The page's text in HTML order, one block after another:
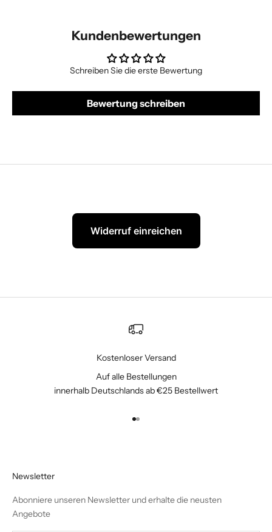
Kundenbewertungen
Schreiben Sie die erste Bewertung
Bewertung schreiben
Widerruf einreichen
Kostenloser Versand
Auf alle Bestellungen
innerhalb Deutschlands ab €25 Bestellwert
Gehe zu Element 1
Gehe zu Element 2
Newsletter
Abonniere unseren Newsletter und erhalte die neusten
Angebote